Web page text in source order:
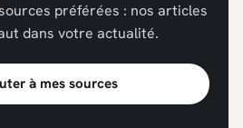
préférées : nos articles
dans votre actualité.
à mes sources